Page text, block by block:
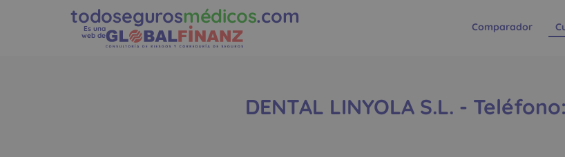
todosegurosmédicos.com
Es una
web de
Comparador
DENTAL LINYOLA S.L. -